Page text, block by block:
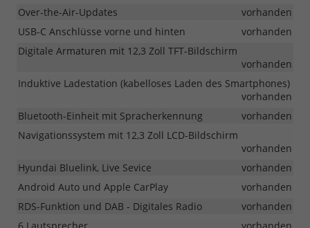
Over-the-Air-Updates
vorhanden
USB-C Anschlüsse vorne und hinten
vorhanden
Digitale Armaturen mit 12,3 Zoll TFT-Bildschirm
vorhanden
Induktive Ladestation (kabelloses Laden des Smartphones)
vorhanden
Bluetooth-Einheit mit Spracherkennung
vorhanden
Navigationssystem mit 12,3 Zoll LCD-Bildschirm
vorhanden
Hyundai Bluelink, Live Sevice
vorhanden
Android Auto und Apple CarPlay
vorhanden
RDS-Funktion und DAB - Digitales Radio
vorhanden